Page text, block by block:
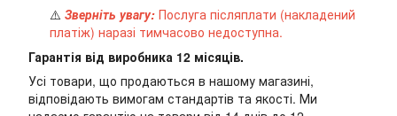
⚠️ Зверніть увагу: Послуга післяплати (накладений
платіж) наразі тимчасово недоступна.
Гарантія від виробника 12 місяців.
Усі товари, що продаються в нашому магазині,
відповідають вимогам стандартів та якості. Ми